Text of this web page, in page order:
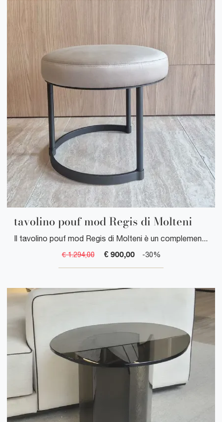
tavolino pouf mod Regis di Molteni
Il tavolino pouf mod Regis di Molteni è un complemento d'arredo multifunzionale che unisce design contemporaneo e praticità, perfetto per arredare ...
€ 1.294,00 € 900,00 -30%